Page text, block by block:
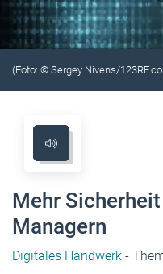
(Foto: © Sergey Nivens/
Mehr
Managern
Digitales Handwerk -